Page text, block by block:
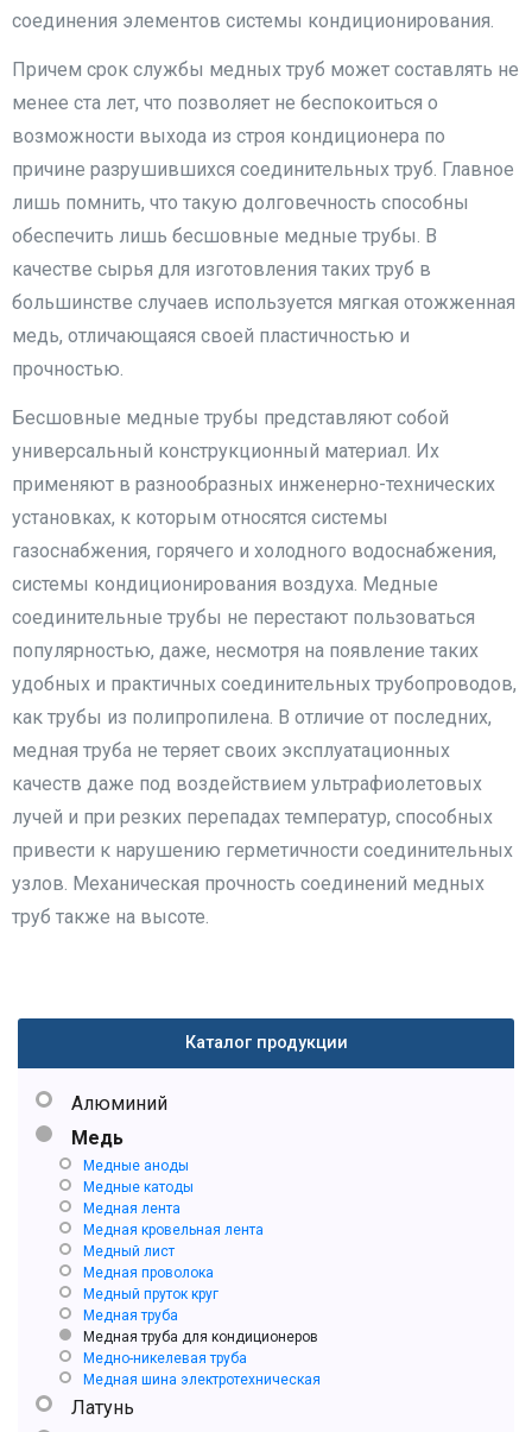
соединения элементов системы кондиционирования.
Причем срок службы медных труб может составлять не
менее ста лет, что позволяет не беспокоиться о
возможности выхода из строя кондиционера по
причине разрушившихся соединительных труб. Главное
лишь помнить, что такую долговечность способны
обеспечить лишь бесшовные медные трубы. В
качестве сырья для изготовления таких труб в
большинстве случаев используется мягкая отожженная
медь, отличающаяся своей пластичностью и
прочностью.
Бесшовные медные трубы представляют собой
универсальный конструкционный материал. Их
применяют в разнообразных инженерно-технических
установках, к которым относятся системы
газоснабжения, горячего и холодного водоснабжения,
системы кондиционирования воздуха. Медные
соединительные трубы не перестают пользоваться
популярностью, даже, несмотря на появление таких
удобных и практичных соединительных трубопроводов,
как трубы из полипропилена. В отличие от последних,
медная труба не теряет своих эксплуатационных
качеств даже под воздействием ультрафиолетовых
лучей и при резких перепадах температур, способных
привести к нарушению герметичности соединительных
узлов. Механическая прочность соединений медных
труб также на высоте.
Каталог продукции
Алюминий
Медь
Медные аноды
Медные катоды
Медная лента
Медная кровельная лента
Медный лист
Медная проволока
Медный пруток круг
Медная труба
Медная труба для кондиционеров
Медно-никелевая труба
Медная шина электротехническая
Латунь